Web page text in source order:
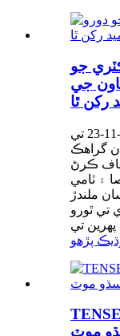
جو
جي
گراهڪ
صاف ڪرڻ
۽ ٽامي
ملندڙ
تي ٿورو
پڙهو
TENSE صنعتي صفائي جي سامان جي
موٽ